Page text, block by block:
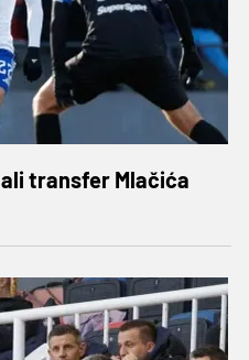
transfer Mlačića